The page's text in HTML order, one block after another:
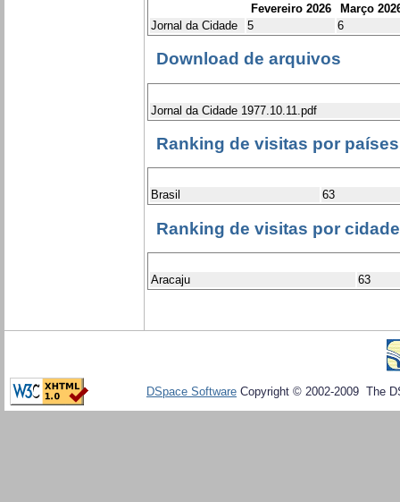
Fevereiro 2026
Março
Jornal da Cidade
5 6
Download de arquivos
Jornal da Cidade 1977.10.11.pdf
Ranking de visitas por países
Brasil 63
Ranking de visitas por
Aracaju 63
DSpace Software Copyright © 2002-2009 The